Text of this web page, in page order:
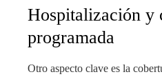
Hospitalización y
programada
Otro aspecto clave es la